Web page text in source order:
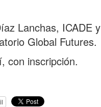
Lanchas, ICADE y
Global Futures.
con inscripción.